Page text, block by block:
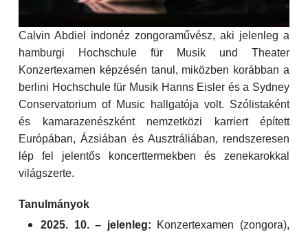
Calvin Abdiel indonéz zongoraművész, aki jelenleg a
hamburgi Hochschule für Musik und Theater
Konzertexamen képzésén tanul, miközben korábban a
berlini Hochschule für Musik Hanns Eisler és a Sydney
Conservatorium of Music hallgatója volt. Szólistaként
és kamarazenészként nemzetközi karriert épített
Európában, Ázsiában és Ausztráliában, rendszeresen
lép fel jelentős koncerttermekben és zenekarokkal
világszerte.
Tanulmányok
2025. 10. – jelenleg: Konzertexamen (zongora),